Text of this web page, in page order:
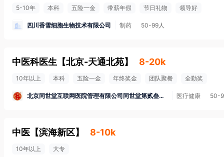
5-10年 本科 五险一金 带薪年假 节日礼物 领导好
四川香雪细胞生物技术有限公司 制药 50-99人
中医科医生 【北京-天通北苑】 8-20k
10年以上 本科 五险一金 年终奖金 团队聚餐 全勤奖
北京同世堂互联网医院管理有限公司同世堂第贰叁壹中医诊所 医疗健康 50-
中医 【滨海新区】 8-10k
10年以上 大专